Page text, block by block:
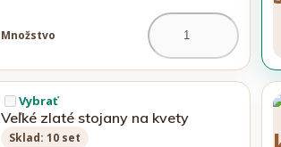
Množstvo
Vybrať
Veľké zlaté stojany na kvety
Sklad: 10 set